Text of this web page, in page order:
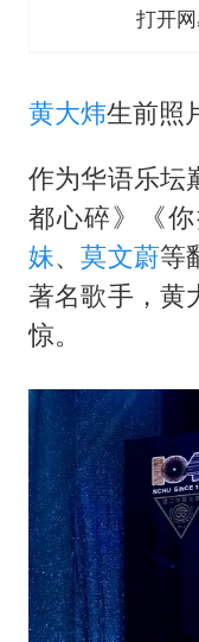
打开
黄大炜生前照
作为华语乐坛
都心碎》《
妹、莫文蔚等
著名歌手，黄
惊。